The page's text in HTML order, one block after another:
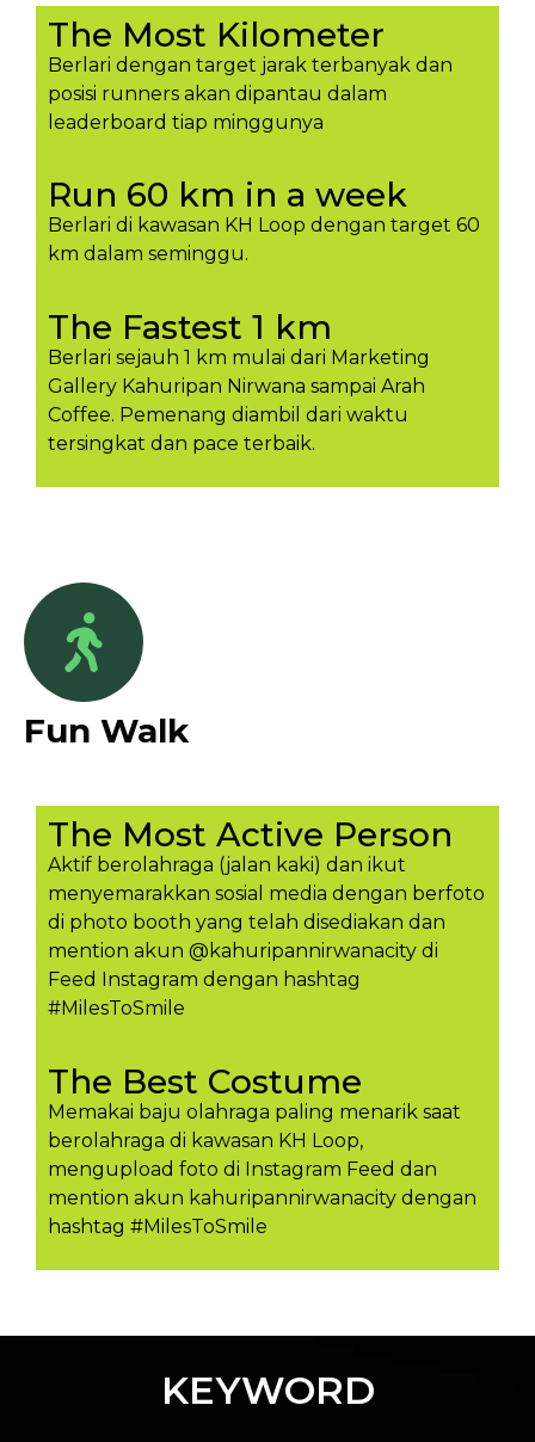
The Most Kilometer
Berlari dengan target jarak terbanyak dan
posisi runners akan dipantau dalam
leaderboard tiap minggunya​
Run 60 km in a week
Berlari di kawasan KH Loop dengan target 60
km dalam seminggu.​
The Fastest 1 km
Berlari sejauh 1 km mulai dari Marketing
Gallery Kahuripan Nirwana sampai Arah
Coffee. Pemenang diambil dari waktu
tersingkat dan pace terbaik.
Fun Walk
The Most Active Person
Aktif berolahraga (jalan kaki) dan ikut
menyemarakkan sosial media dengan berfoto
di photo booth yang telah disediakan dan
mention akun @kahuripannirwanacity di
Feed Instagram dengan hashtag
#MilesToSmile
The Best Costume
Memakai baju olahraga paling menarik saat
berolahraga di kawasan KH Loop,
mengupload foto di Instagram Feed dan
mention akun kahuripannirwanacity dengan
hashtag #MilesToSmil​e
KEYWORD